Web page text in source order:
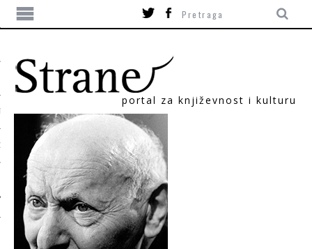
portal za književnost i kulturu